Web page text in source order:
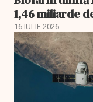
1,46 miliarde
16 IULIE 2026